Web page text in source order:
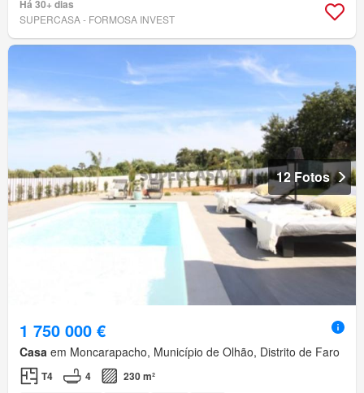
Há 30+ dias
SUPERCASA - FORMOSA INVEST
12 Fotos
1 750 000 €
Casa em Moncarapacho, Município de Olhão, Distrito de Faro
T4 4 230 m²